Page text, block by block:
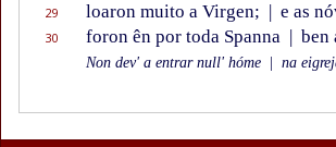
29 loaron muito a Virgen; | e as
30 foron ên por toda Spanna | ben
Non dev' a entrar null' hóme na